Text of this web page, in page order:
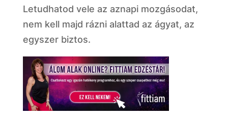
Letudhatod vele az aznapi mozgásodat,
nem kell majd rázni alattad az ágyat, az
egyszer biztos.